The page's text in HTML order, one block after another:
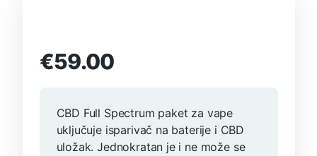
€59.00
CBD Full Spectrum paket za vape
uključuje isparivač na baterije i CBD
uložak. Jednokratan je i ne može se